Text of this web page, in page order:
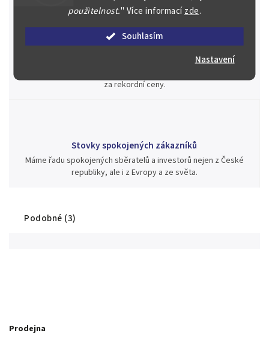
použitelnost." Více informacízde.
Souhlasím
Nastavení
Jsme zde pro Vás nepřetržitě již od roku 2000
Během té doby jsme v našich aukcích prodali významné sbírky i
za rekordní ceny.
Stovky spokojených zákazníků
Máme řadu spokojených sběratelů a investorů nejen z České
republiky, ale i z Evropy a ze světa.
Podobné (3)
Prodejna